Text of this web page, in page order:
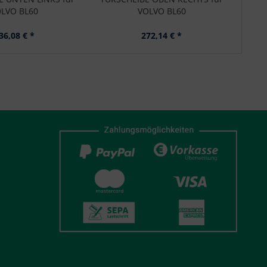
BL60
€ *
VOLVO BL60
272,14 € *